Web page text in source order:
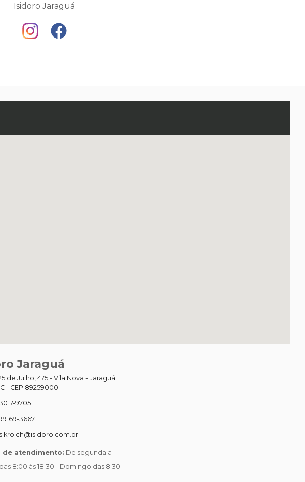
Isidoro Jaraguá
Jaraguá
de Julho, 475 - Vila Nova - Jaraguá
- CEP 89259000
9705
3667
de atendimento: De segunda a
8:00 às 18:30 - Domingo das 8:30